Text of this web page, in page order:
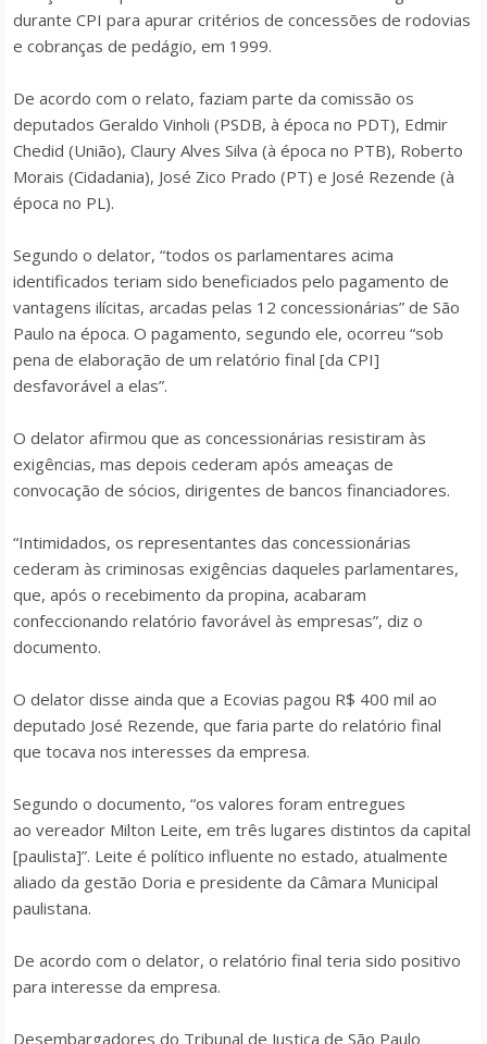
durante CPI para apurar critérios de concessões de rodovias
e cobranças de pedágio, em 1999.
De acordo com o relato, faziam parte da comissão os
deputados Geraldo Vinholi (PSDB, à época no PDT), Edmir
Chedid (União), Claury Alves Silva (à época no PTB), Roberto
Morais (Cidadania), José Zico Prado (PT) e José Rezende (à
época no PL).
Segundo o delator, “todos os parlamentares acima
identificados teriam sido beneficiados pelo pagamento de
vantagens ilícitas, arcadas pelas 12 concessionárias” de São
Paulo na época. O pagamento, segundo ele, ocorreu “sob
pena de elaboração de um relatório final [da CPI]
desfavorável a elas”.
O delator afirmou que as concessionárias resistiram às
exigências, mas depois cederam após ameaças de
convocação de sócios, dirigentes de bancos financiadores.
“Intimidados, os representantes das concessionárias
cederam às criminosas exigências daqueles parlamentares,
que, após o recebimento da propina, acabaram
confeccionando relatório favorável às empresas”, diz o
documento.
O delator disse ainda que a Ecovias pagou R$ 400 mil ao
deputado José Rezende, que faria parte do relatório final
que tocava nos interesses da empresa.
Segundo o documento, “os valores foram entregues
ao vereador Milton Leite, em três lugares distintos da capital
[paulista]”. Leite é político influente no estado, atualmente
aliado da gestão Doria e presidente da Câmara Municipal
paulistana.
De acordo com o delator, o relatório final teria sido positivo
para interesse da empresa.
Desembargadores do Tribunal de Justiça de São Paulo